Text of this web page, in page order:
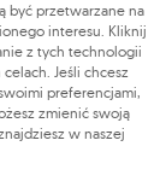
być przetwarzane na
interesu. Kliknij
z tych technologii
Jeśli chcesz
preferencjami,
zmienić swoją
w naszej